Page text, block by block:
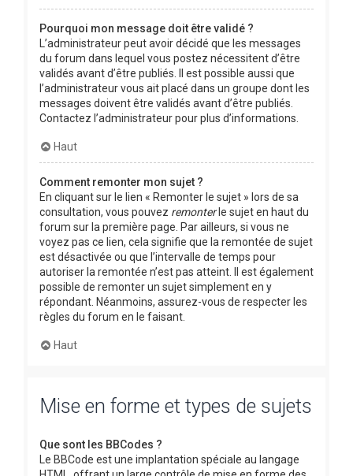
Pourquoi mon message doit être validé ?
L’administrateur peut avoir décidé que les messages
du forum dans lequel vous postez nécessitent d’être
validés avant d’être publiés. Il est possible aussi que
l’administrateur vous ait placé dans un groupe dont les
messages doivent être validés avant d’être publiés.
Contactez l’administrateur pour plus d’informations.
Haut
Comment remonter mon sujet ?
En cliquant sur le lien « Remonter le sujet » lors de sa
consultation, vous pouvez remonterle sujet en haut du
forum sur la première page. Par ailleurs, si vous ne
voyez pas ce lien, cela signifie que la remontée de sujet
est désactivée ou que l’intervalle de temps pour
autoriser la remontée n’est pas atteint. Il est également
possible de remonter un sujet simplement en y
répondant. Néanmoins, assurez-vous de respecter les
règles du forum en le faisant.
Haut
Mise en forme et types de sujets
Que sont les BBCodes ?
Le BBCode est une implantation spéciale au langage